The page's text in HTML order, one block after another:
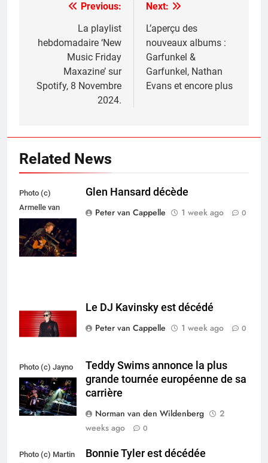
navigation
Previous:
La playlist
hebdomadaire ‘New
Music Friday
Maxazine’ sur
Spotify, 8 Novembre
2024.
Next:
L’aperçu des
nouveaux albums :
Garfunkel &
Garfunkel, Nathan
Evans et encore plus
Related News
Photo (c)
Armelle van
Helden,
Maxazine.nl
Glen Hansard décède
Peter van Cappelle
1 week ago 0
Le DJ Kavinsky est décédé
Peter van Cappelle
1 week ago 0
Photo (c) Jayno
Berkhoudt
Teddy Swims annonce la plus
grande tournée européenne de sa
carrière
Norman van den Wildenberg
2
weeks ago
0
Photo (c) Martin
Bonnie Tyler est décédée